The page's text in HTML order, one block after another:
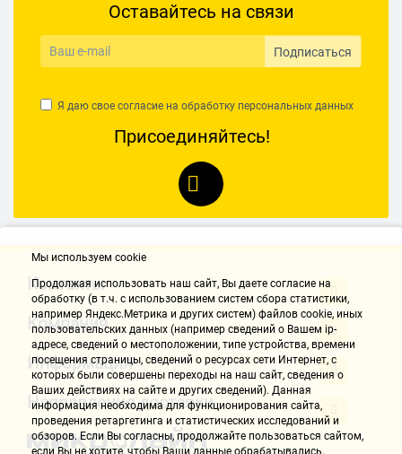
китайском, приобретенным мной несколько лет назад.
Nikolay T.
Мягкий кейс это гуд. На мой взгляд удобней и практичней чем
пластиковый. Подбор инструментов не могу назвать
всепоглощающим, но для моих нужд вполне хватает. Цена пониже
чем на наборы такого же класса от других производителей.
Недостатки:
Как говорится, на вкус и цвет товарищей нет, но я не вижу у этого
набора недостатков.
Комментарий:
Рекомендую мужикам, да и женщинам тоже. Одним махом
закроете вопрос с домашним инструментом и места много не
Алексей В.
05.02.2021, 13:40
Оставайтесь на связи
Подписаться
Я даю свое согласие на обработку персональных данных
Присоединяйтесь!
Контакты
Компания
Информация
Направления доставки
Мы используем cookie
Продолжая использовать наш cайт, Вы даете согласие на
обработку (в т.ч. с использованием систем сбора статистики,
например Яндекс.Метрика и других систем) файлов cookie, иных
пользовательских данных (например сведений о Вашем ip-
адресе, сведений о местоположении, типе устройства, времени
посещения страницы, сведений о ресурсах сети Интернет, с
которых были совершены переходы на наш сайт, сведения о
Ваших действиях на сайте и других сведений). Данная
информация необходима для функционирования сайта,
проведения ретаргетинга и статистических исследований и
обзоров. Если Вы согласны, продолжайте пользоваться сайтом,
если Вы не хотите, чтобы Ваши данные обрабатывались,